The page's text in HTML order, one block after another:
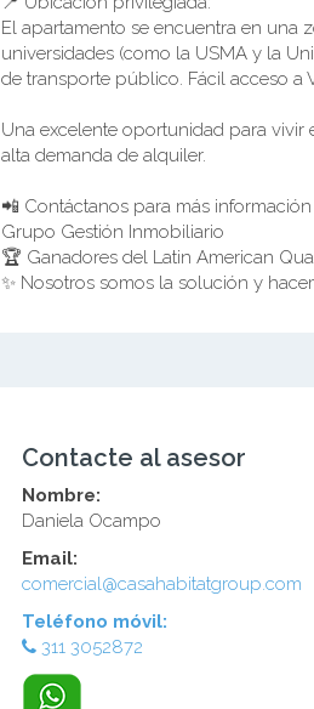
El apartamento se encuentra en una
universidades (como la USMA y la
de transporte público. Fácil acceso a
Una excelente oportunidad para
alta demanda de alquiler.
📲 Contáctanos para más
Grupo Gestión Inmobiliario
🏆 Ganadores del Latin American
✨ Nosotros somos la solución y
Contacte al asesor
Nombre:
Daniela Ocampo
Email:
comercial@casahabitatgroup.com
Teléfono móvil:
311 3052872